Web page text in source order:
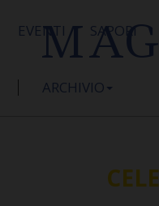
EVENTI SAPORI
ARCHIVIO